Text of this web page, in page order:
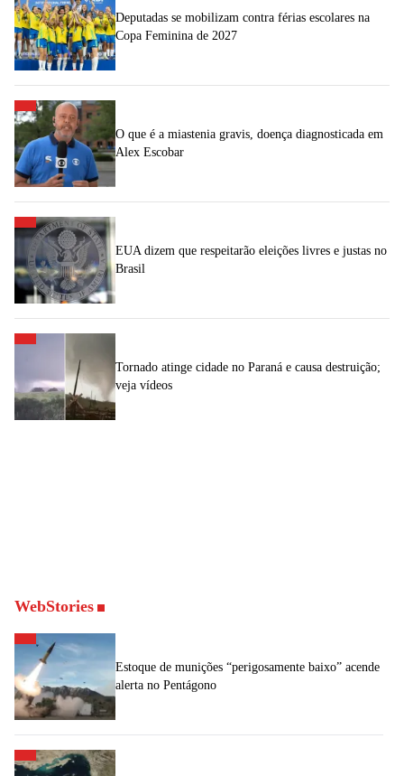
Deputadas se mobilizam contra férias escolares na
Copa Feminina de 2027
O que é a miastenia gravis, doença diagnosticada em
Alex Escobar
EUA dizem que respeitarão eleições livres e justas no
Brasil
Tornado atinge cidade no Paraná e causa destruição;
veja vídeos
WebStories
Estoque de munições “perigosamente baixo” acende
alerta no Pentágono